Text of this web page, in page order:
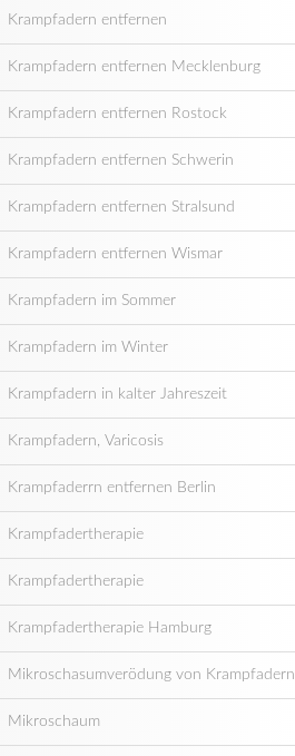
Krampfadern entfernen
Krampfadern entfernen Mecklenburg
Krampfadern entfernen Rostock
Krampfadern entfernen Schwerin
Krampfadern entfernen Stralsund
Krampfadern entfernen Wismar
Krampfadern im Sommer
Krampfadern im Winter
Krampfadern in kalter Jahreszeit
Krampfadern, Varicosis
Krampfaderrn entfernen Berlin
Krampfadertherapie
Krampfadertherapie
Krampfadertherapie Hamburg
Mikroschasumverödung von Krampfadern
Mikroschaum